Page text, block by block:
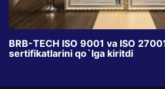
BRB-TECH ISO 9001 va ISO
sertifikatlarini qo`lga kiritdi